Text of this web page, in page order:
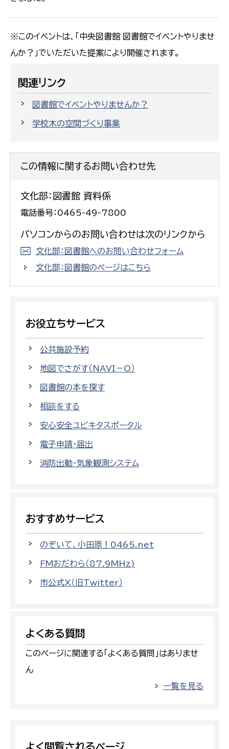
※このイベントは、「中央図書館 図書館でイベントやりませ
んか？」でいただいた提案により開催されます。
関連リンク
図書館でイベントやりませんか？
学校木の空間づくり事業
この情報に関するお問い合わせ先
文化部：図書館 資料係
電話番号：0465-49-7800
パソコンからのお問い合わせは次のリンクから
文化部：図書館へのお問い合わせフォーム
文化部：図書館のページはこちら
お役立ちサービス
公共施設予約
地図でさがす（NAVI－O）
図書館の本を探す
相談をする
安心安全ユビキタスポータル
電子申請・届出
消防出動・気象観測システム
おすすめサービス
のぞいて、小田原！0465.net
FMおだわら（87.9MHz)
市公式X（旧Twitter）
よくある質問
このページに関連する「よくある質問」はありませ
ん
一覧を見る
よく閲覧されるページ